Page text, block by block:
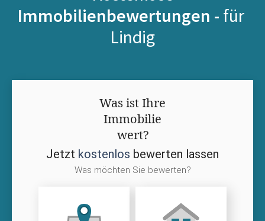
Immobilienbewertungen - für
Lindig
Was ist Ihre
Immobilie
wert?
Jetzt kostenlos bewerten lassen
Was möchten Sie bewerten?